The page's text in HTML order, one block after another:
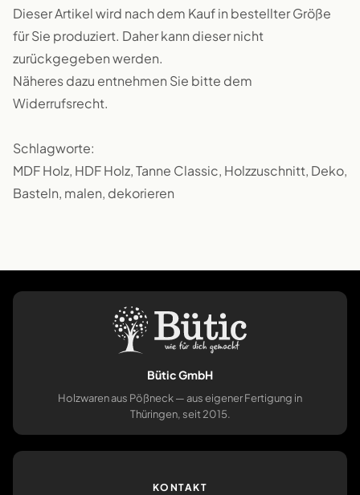
Dieser Artikel wird nach dem Kauf in bestellter Größe
für Sie produziert. Daher kann dieser nicht
zurückgegeben werden.
Näheres dazu entnehmen Sie bitte dem
Widerrufsrecht.
Schlagworte:
MDF Holz, HDF Holz, Tanne Classic, Holzzuschnitt, Deko,
Basteln, malen, dekorieren
Bütic GmbH
Holzwaren aus Pößneck — aus eigener Fertigung in
Thüringen, seit 2015.
KONTAKT